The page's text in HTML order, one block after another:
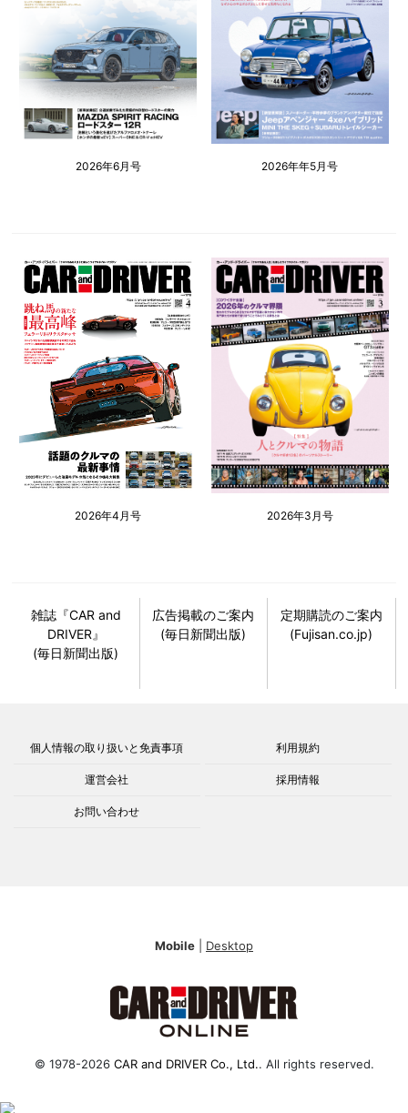
2026年6月号 2026年年5月号
2026年4月号 2026年3月号
雑誌『CAR and
DRIVER』
(毎日新聞出版)
広告掲載のご案内
(毎日新聞出版)
定期購読のご案内
(Fujisan.co.jp)
個人情報の取り扱いと免責事項 利用規約
運営会社 採用情報
お問い合わせ
Mobile Desktop
© 1978-2026 CAR and DRIVER Co., Ltd.. All rights reserved.